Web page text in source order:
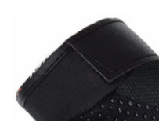
1.05€